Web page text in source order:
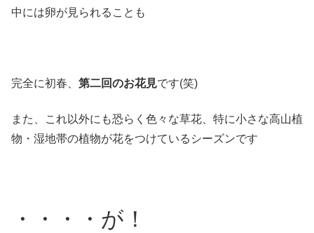
中には卵が見られることも
完全に初春、 第二回のお花見です(笑)
また、これ以外にも恐らく色々な草花、特に小さな高山植
物・湿地帯の植物が花をつけているシーズンです
・・・・が！